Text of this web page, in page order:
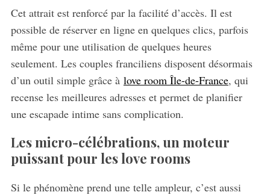
Cet attrait est renforcé par la facilité d’accès. Il est
possible de réserver en ligne en quelques clics, parfois
même pour une utilisation de quelques heures
seulement. Les couples franciliens disposent désormais
d’un outil simple grâce à love room Île-de-France, qui
recense les meilleures adresses et permet de planifier
une escapade intime sans complication.
Les micro-célébrations, un moteur
puissant pour les love rooms
Si le phénomène prend une telle ampleur, c’est aussi